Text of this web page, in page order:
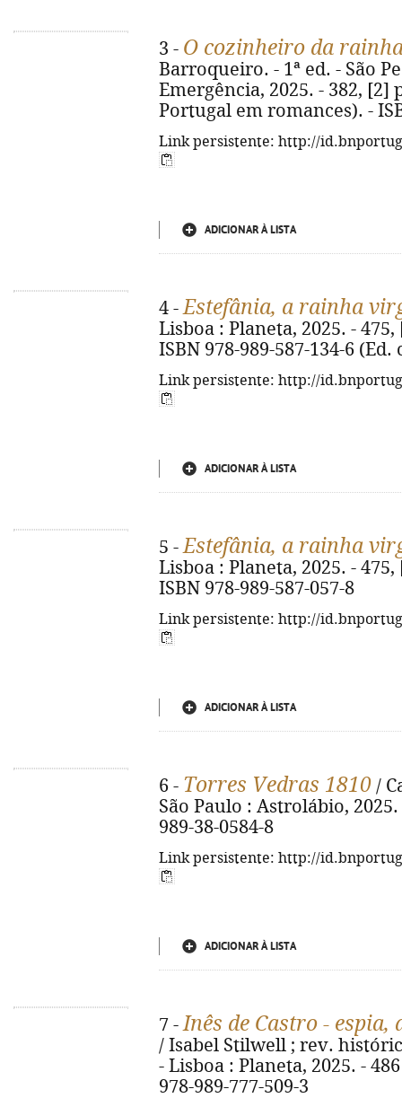
3 - O cozinheiro da
Barroqueiro. - 1ª ed. - São
Emergência, 2025. - 382, [2]
Portugal em romances). -
Link persistente: http://
ADICIONAR À LISTA
4 -Estefânia, a rainha
Lisboa : Planeta, 2025. -
ISBN 978-989-587-134-6
Link persistente: http://
ADICIONAR À LISTA
5 -Estefânia, a rainha
Lisboa : Planeta, 2025. -
ISBN 978-989-587-057-8
Link persistente: http://
ADICIONAR À LISTA
6 - Torres Vedras 1810 /
São Paulo : Astrolábio,
989-38-0584-8
Link persistente: http://
ADICIONAR À LISTA
7 -Inês de Castro -
/ Isabel Stilwell ; rev.
- Lisboa : Planeta, 2025. -
978-989-777-509-3